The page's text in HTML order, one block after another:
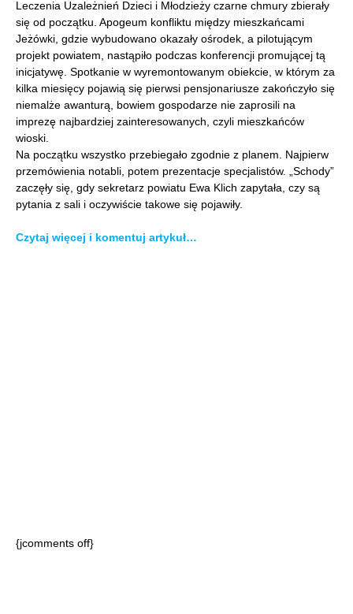
Leczenia Uzależnień Dzieci i Młodzieży czarne chmury zbierały
się od początku. Apogeum konfliktu między mieszkańcami
Jeżówki, gdzie wybudowano okazały ośrodek, a pilotującym
projekt powiatem, nastąpiło podczas konferencji promującej tą
inicjatywę. Spotkanie w wyremontowanym obiekcie, w którym za
kilka miesięcy pojawią się pierwsi pensjonariusze zakończyło się
niemalże awanturą, bowiem gospodarze nie zaprosili na
imprezę najbardziej zainteresowanych, czyli mieszkańców
wioski.
Na początku wszystko przebiegało zgodnie z planem. Najpierw
przemówienia notabli, potem prezentacje specjalistów. „Schody”
zaczęły się, gdy sekretarz powiatu Ewa Klich zapytała, czy są
pytania z sali i oczywiście takowe się pojawiły.
Czytaj więcej i komentuj artykuł…
{jcomments off}